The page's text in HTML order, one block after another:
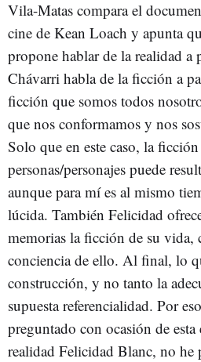
Vila-Matas compara el
cine de Kean Loach y apunta
propone hablar de la realidad a
Chávarri habla de la ficción a
ficción que somos todos
que nos conformamos y nos
Solo que en este caso, la ficción
personas/personajes puede
aunque para mí es al mismo
lúcida. También Felicidad
memorias la ficción de su vida,
conciencia de ello. Al final, lo
construcción, y no tanto la
supuesta referencialidad. Por
preguntado con ocasión de
realidad Felicidad Blanc, no he